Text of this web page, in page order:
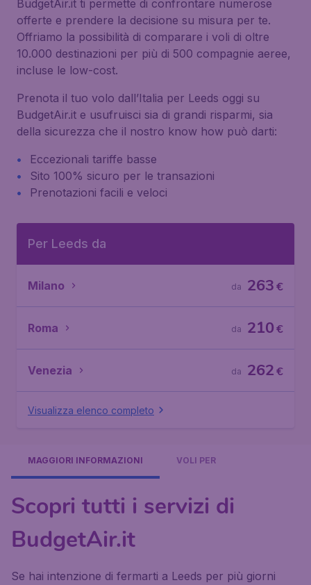
BudgetAir.it ti permette di confrontare numerose
offerte e prendere la decisione su misura per te.
Offriamo la possibilità di comparare i voli di oltre
10.000 destinazioni per più di 500 compagnie aeree,
incluse le low-cost.
Prenota il tuo volo dall’Italia per Leeds oggi su
BudgetAir.it e usufruisci sia di grandi risparmi, sia
della sicurezza che il nostro know how può darti:
Eccezionali tariffe basse
Sito 100% sicuro per le transazioni
Prenotazioni facili e veloci
Per Leeds da
Milano €
263
da
Roma €
210
da
Venezia €
262
da
Visualizza elenco completo
MAGGIORI INFORMAZIONI VOLI PER
Scopri tutti i servizi di
BudgetAir.it
Se hai intenzione di fermarti a Leeds per più giorni